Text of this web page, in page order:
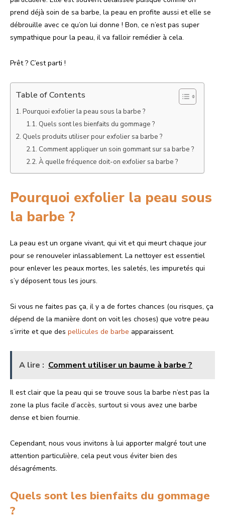
prend déjà soin de sa barbe, la peau en profite aussi et elle se
débrouille avec ce qu’on lui donne ! Bon, ce n’est pas super
sympathique pour la peau, il va falloir remédier à cela.
Prêt ? C’est parti !
Table of Contents
Pourquoi exfolier la peau sous la barbe ?
Quels sont les bienfaits du gommage ?
Quels produits utiliser pour exfolier sa barbe ?
Comment appliquer un soin gommant sur sa barbe ?
À quelle fréquence doit-on exfolier sa barbe ?
Pourquoi exfolier la peau sous
la barbe ?
La peau est un organe vivant, qui vit et qui meurt chaque jour
pour se renouveler inlassablement. La nettoyer est essentiel
pour enlever les peaux mortes, les saletés, les impuretés qui
s’y déposent tous les jours.
Si vous ne faites pas ça, il y a de fortes chances (ou risques, ça
dépend de la manière dont on voit les choses) que votre peau
s’irrite et que des pellicules de barbe apparaissent.
A lire : Comment utiliser un baume à barbe ?
Il est clair que la peau qui se trouve sous la barbe n’est pas la
zone la plus facile d’accès, surtout si vous avez une barbe
dense et bien fournie.
Cependant, nous vous invitons à lui apporter malgré tout une
attention particulière, cela peut vous éviter bien des
désagréments.
Quels sont les bienfaits du gommage
?